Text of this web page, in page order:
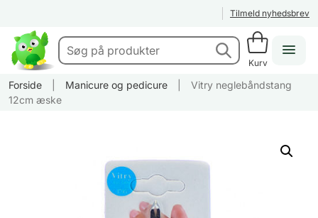
Tilmeld nyhedsbrev
Kurv
Forside Manicure og pedicure
Vitry neglebåndstang
12cm æske